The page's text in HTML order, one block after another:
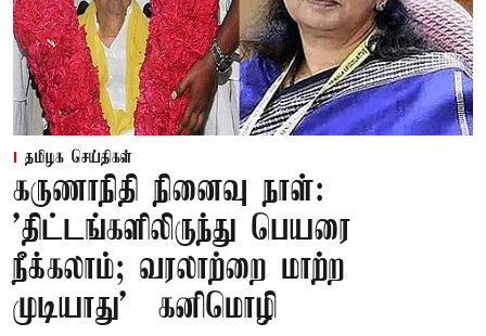
தமிழக செய்திகள்
கருணாநிதி நினைவு நாள்:
'திட்டங்களிலிருந்து பெயரை
நீக்கலாம்; வரலாற்றை மாற்ற
முடியாது' – கனிமொழி